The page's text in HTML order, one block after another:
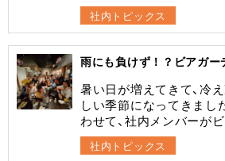
社内トピックス
雨にも負けず！？ビアガ
暑い日が増えてきて、冷
しい季節になってきまし
わせて、社内メンバーが
社内トピックス